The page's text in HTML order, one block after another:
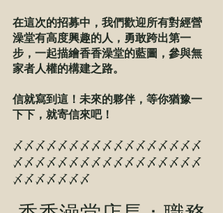
在這次的招募中，我們歡迎所有對經營
澡堂有高度興趣的人，勇敢跨出第一
步，一起描繪香香澡堂的藍圖，參與無
家者人權的構建之路。
信就寫到這！未來的夥伴，等你猶豫一
下下，就寄信來吧！
〆〆〆〆〆〆〆〆〆〆〆〆〆〆〆〆〆
〆〆〆〆〆〆〆〆〆〆〆〆〆〆〆〆〆
〆〆〆〆〆〆〆